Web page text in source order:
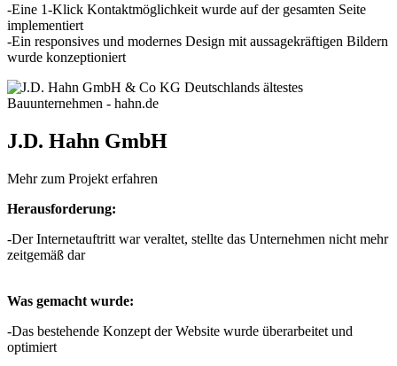
-Eine 1-Klick Kontaktmöglichkeit wurde auf der gesamten Seite
implementiert
-Ein responsives und modernes Design mit aussagekräftigen Bildern
wurde konzeptioniert
J.D. Hahn GmbH
Mehr zum Projekt erfahren
Herausforderung:
-Der Internetauftritt war veraltet, stellte das Unternehmen nicht mehr
zeitgemäß dar
Was gemacht wurde:
-Das bestehende Konzept der Website wurde überarbeitet und
optimiert